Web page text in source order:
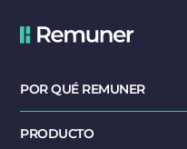
POR QUÉ REMUNER
PRODUCTO